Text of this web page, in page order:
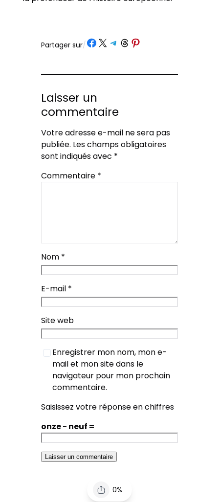
Partager sur/ Partager sur Facebook
Partager sur X Partager sur Telegram
Partager sur Threads
Partager sur Pinterest
Laisser un
commentaire
Votre adresse e-mail ne sera pas
publiée. Les champs obligatoires
sont indiqués avec *
Commentaire *
Nom *
E-mail *
Site web
Enregistrer mon nom, mon e-
mail et mon site dans le
navigateur pour mon prochain
commentaire.
Saisissez votre réponse en chiffres
onze − neuf =
0%